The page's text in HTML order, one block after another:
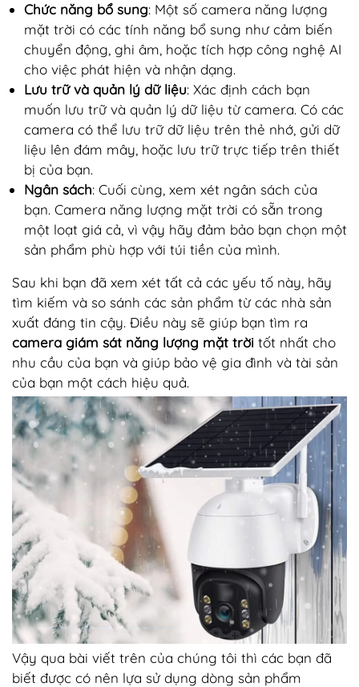
Chức năng bổ sung: Một số camera năng lượng
mặt trời có các tính năng bổ sung như cảm biến
chuyển động, ghi âm, hoặc tích hợp công nghệ AI
cho việc phát hiện và nhận dạng.
Lưu trữ và quản lý dữ liệu: Xác định cách bạn
muốn lưu trữ và quản lý dữ liệu từ camera. Có các
camera có thể lưu trữ dữ liệu trên thẻ nhớ, gửi dữ
liệu lên đám mây, hoặc lưu trữ trực tiếp trên thiết
bị của bạn.
Ngân sách: Cuối cùng, xem xét ngân sách của
bạn. Camera năng lượng mặt trời có sẵn trong
một loạt giá cả, vì vậy hãy đảm bảo bạn chọn một
sản phẩm phù hợp với túi tiền của mình.
Sau khi bạn đã xem xét tất cả các yếu tố này, hãy
tìm kiếm và so sánh các sản phẩm từ các nhà sản
xuất đáng tin cậy. Điều này sẽ giúp bạn tìm ra
camera giám sát năng lượng mặt trời tốt nhất cho
nhu cầu của bạn và giúp bảo vệ gia đình và tài sản
của bạn một cách hiệu quả.
Vậy qua bài viết trên của chúng tôi thì các bạn đã
biết được có nên lựa sử dụng dòng sản phẩm